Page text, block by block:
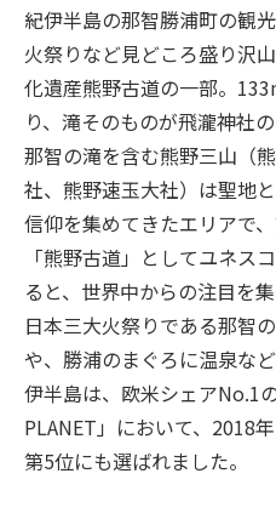
閉
紀伊半島の那智勝浦町の観
火祭りなど見どころ盛り沢
化遺産熊野古道の一部。
り、滝そのものが飛瀧神社
那智の滝を含む熊野三山（
社、熊野速玉大社）は聖地
信仰を集めてきたエリアで
「熊野古道」としてユネス
ると、世界中からの注目を
日本三大火祭りである那智
や、勝浦のまぐろに温泉な
伊半島は、欧米シェアNo.1
PLANET」において、2018
第5位にも選ばれました。